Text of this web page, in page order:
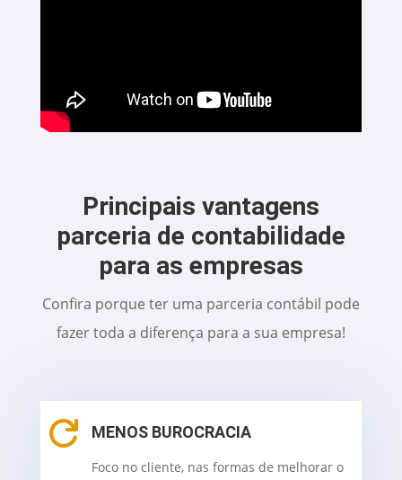
Principais vantagens
parceria de contabilidade
para as empresas
Confira porque ter uma parceria contábil pode
fazer toda a diferença para a sua empresa!
 MENOS BUROCRACIA
Foco no cliente, nas formas de melhorar o